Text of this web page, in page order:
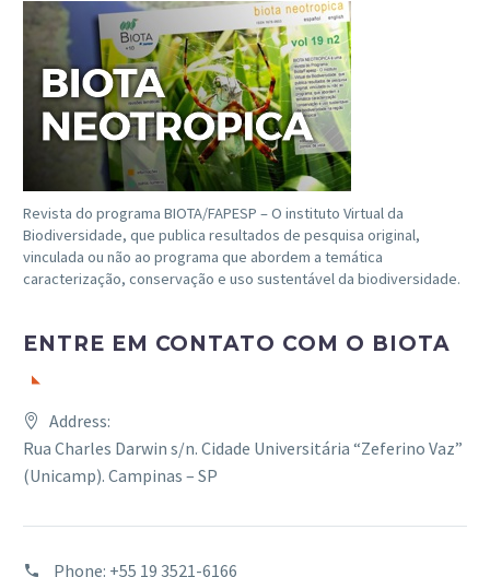
Revista do programa BIOTA/FAPESP – O instituto Virtual da
Biodiversidade, que publica resultados de pesquisa original,
vinculada ou não ao programa que abordem a temática
caracterização, conservação e uso sustentável da biodiversidade.
ENTRE EM CONTATO COM O BIOTA
Address:
Rua Charles Darwin s/n. Cidade Universitária “Zeferino Vaz”
(Unicamp). Campinas – SP
Phone: +55 19 3521-6166